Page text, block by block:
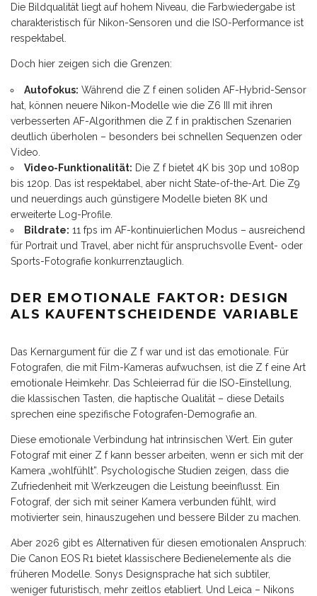
Die Bildqualität liegt auf hohem Niveau, die Farbwiedergabe ist
charakteristisch für Nikon-Sensoren und die ISO-Performance ist
respektabel.
Doch hier zeigen sich die Grenzen:
Autofokus: Während die Z f einen soliden AF-Hybrid-Sensor
hat, können neuere Nikon-Modelle wie die Z6 III mit ihren
verbesserten AF-Algorithmen die Z f in praktischen Szenarien
deutlich überholen – besonders bei schnellen Sequenzen oder
Video.
Video-Funktionalität: Die Z f bietet 4K bis 30p und 1080p
bis 120p. Das ist respektabel, aber nicht State-of-the-Art. Die Z9
und neuerdings auch günstigere Modelle bieten 8K und
erweiterte Log-Profile.
Bildrate: 11 fps im AF-kontinuierlichen Modus – ausreichend
für Portrait und Travel, aber nicht für anspruchsvolle Event- oder
Sports-Fotografie konkurrenztauglich.
DER EMOTIONALE FAKTOR: DESIGN
ALS KAUFENTSCHEIDENDE VARIABLE
Das Kernargument für die Z f war und ist das emotionale. Für
Fotografen, die mit Film-Kameras aufwuchsen, ist die Z f eine Art
emotionale Heimkehr. Das Schleierrad für die ISO-Einstellung,
die klassischen Tasten, die haptische Qualität – diese Details
sprechen eine spezifische Fotografen-Demografie an.
Diese emotionale Verbindung hat intrinsischen Wert. Ein guter
Fotograf mit einer Z f kann besser arbeiten, wenn er sich mit der
Kamera „wohlfühlt”. Psychologische Studien zeigen, dass die
Zufriedenheit mit Werkzeugen die Leistung beeinflusst. Ein
Fotograf, der sich mit seiner Kamera verbunden fühlt, wird
motivierter sein, hinauszugehen und bessere Bilder zu machen.
Aber 2026 gibt es Alternativen für diesen emotionalen Anspruch:
Die Canon EOS R1 bietet klassischere Bedienelemente als die
früheren Modelle. Sonys Designsprache hat sich subtiler,
weniger futuristisch, mehr zeitlos etabliert. Und Leica – Nikons